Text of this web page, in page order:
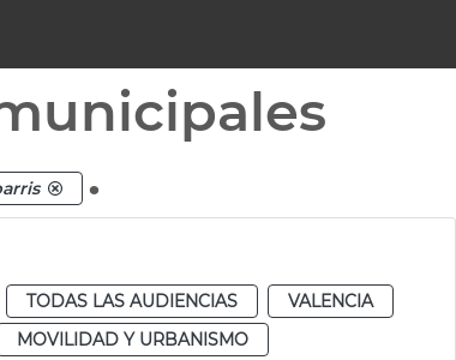
.
TODAS LAS AUDIENCIAS
VALENCIA
MOVILIDAD Y URBANISMO